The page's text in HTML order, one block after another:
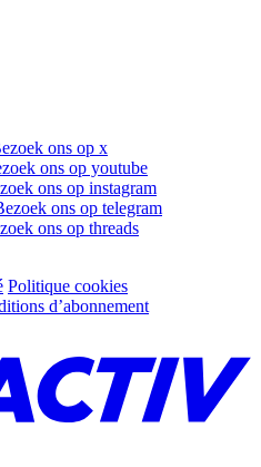
ons op x
ons op youtube
ons op instagram
ons op telegram
ons op threads
Politique cookies
d’abonnement